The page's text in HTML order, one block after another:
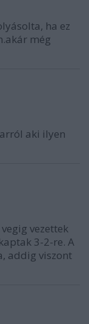
ha ez
még
aki ilyen
vezettek
3-2-re. A
addig viszont